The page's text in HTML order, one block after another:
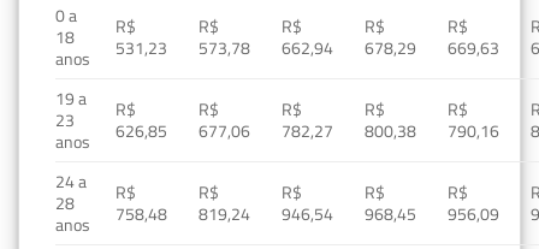
0 a
18
anos
R$
531,23
R$
573,78
R$
662,94
R$
678,29
R$
669,63
19 a
23
anos
R$
626,85
R$
677,06
R$
782,27
R$
800,38
R$
790,16
24 a
28
anos
R$
758,48
R$
819,24
R$
946,54
R$
968,45
R$
956,09